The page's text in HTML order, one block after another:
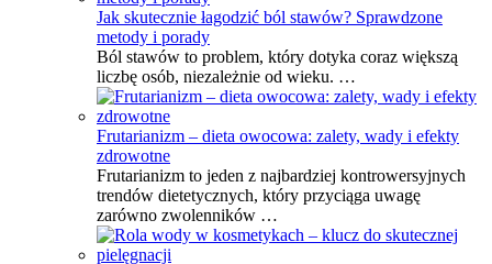
Jak skutecznie łagodzić ból stawów? Sprawdzone
metody i porady
Ból stawów to problem, który dotyka coraz większą
liczbę osób, niezależnie od wieku. …
Frutarianizm – dieta owocowa: zalety, wady i efekty
zdrowotne
Frutarianizm to jeden z najbardziej kontrowersyjnych
trendów dietetycznych, który przyciąga uwagę
zarówno zwolenników …